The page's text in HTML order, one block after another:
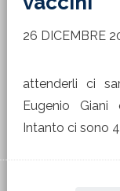
26 DICEMBRE
attenderli ci
Eugenio Giani
Intanto ci sono